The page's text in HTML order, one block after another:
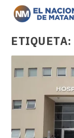
ETIQUETA: